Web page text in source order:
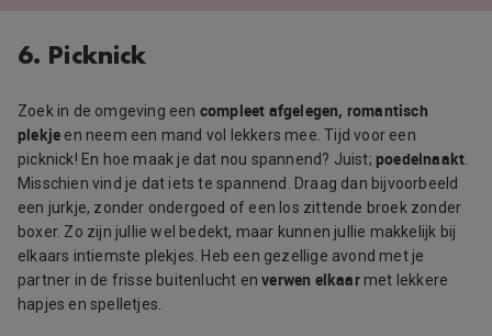
6. Picknick
Zoek in de omgeving een compleet afgelegen, romantisch
plekje en neem een mand vol lekkers mee. Tijd voor een
picknick! En hoe maak je dat nou spannend? Juist;poedelnaakt
Misschien vind je dat iets te spannend. Draag dan bijvoorbeeld
een jurkje, zonder ondergoed of een los zittende broek zonder
boxer. Zo zijn jullie wel bedekt, maar kunnen jullie makkelijk bij
elkaars intiemste plekjes. Heb een gezellige avond met je
partner in de frisse buitenlucht enverwen elkaarmet lekkere
hapjes en spelletjes.